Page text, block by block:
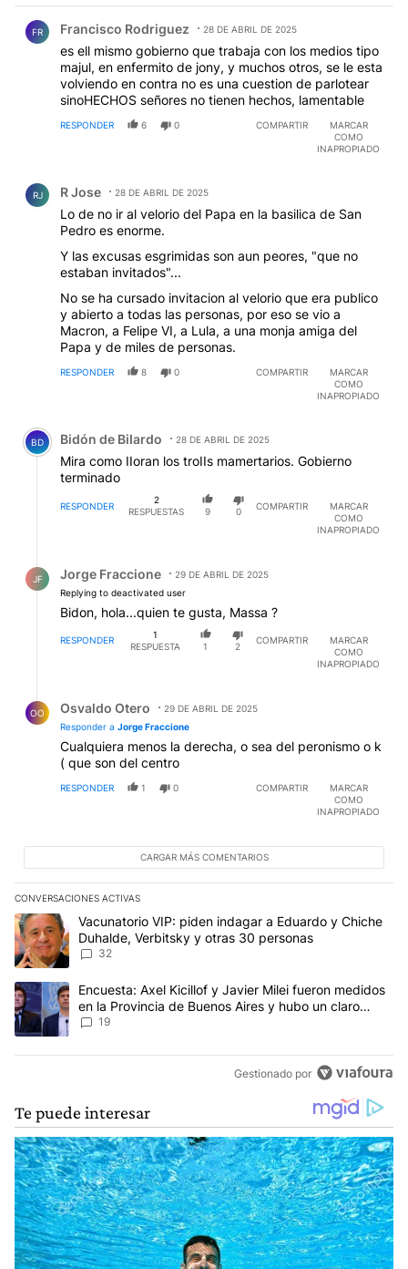
FR Francisco Rodriguez 28 DE ABRIL DE 2025
es ell mismo gobierno que trabaja con los medios tipo
majul, en enfermito de jony, y muchos otros, se le esta
volviendo en contra no es una cuestion de parlotear
sinoHECHOS señores no tienen hechos, lamentable
RESPONDER 6 0 COMPARTIR
MARCAR
COMO
INAPROPIADO
RJ R Jose 28 DE ABRIL DE 2025
Lo de no ir al velorio del Papa en la basilica de San
Pedro es enorme.
Y las excusas esgrimidas son aun peores, "que no
estaban invitados"...
No se ha cursado invitacion al velorio que era publico
y abierto a todas las personas, por eso se vio a
Macron, a Felipe VI, a Lula, a una monja amiga del
Papa y de miles de personas.
RESPONDER 8 0 COMPARTIR
MARCAR
COMO
INAPROPIADO
Comentario de Bidón de BiIardo.
BD Bidón de BiIardo 28 DE ABRIL DE 2025
Mira como IIoran los troIIs mamertarios. Gobierno
terminado
RESPONDER
2
RESPUESTAS
9 0
COMPARTIR
MARCAR
COMO
INAPROPIADO
JF Jorge Fraccione
29 DE ABRIL DE 2025
Replying to deactivated user
Bidon, hola...quien te gusta, Massa ?
RESPONDER
1
RESPUESTA
1 2
COMPARTIR
MARCAR
COMO
INAPROPIADO
OO Osvaldo Otero
29 DE ABRIL DE 2025
Responder a Jorge Fraccione
Cualquiera menos la derecha, o sea del peronismo o k
( que son del centro
RESPONDER 1 0 COMPARTIR
MARCAR
COMO
INAPROPIADO
CARGAR MÁS COMENTARIOS
CONVERSACIONES ACTIVAS
Este listado muestra los artículos con más comentarios en los
Un artículo de tendencia con el título "Vacunatorio VIP: piden
Vacunatorio VIP: piden indagar a Eduardo y Chiche
Duhalde, Verbitsky y otras 30 personas
32
Un artículo de tendencia con el título "Encuesta: Axel Kicillof y
Encuesta: Axel Kicillof y Javier Milei fueron medidos
en la Provincia de Buenos Aires y hubo un claro
ganador
19
Gestionado por